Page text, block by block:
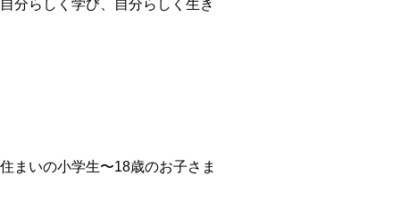
分らしく学び、自分らしく生き
まいの小学生〜18歳のお子さま